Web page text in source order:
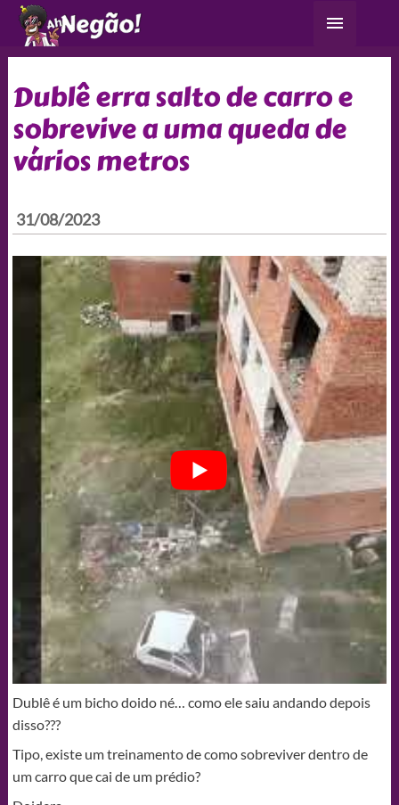
para
Menu
Dublê erra salto de carro e
sobrevive a uma queda de
vários metros
31/08/2023
Dublê é um bicho doido né… como ele saiu andando depois
disso???
Tipo, existe um treinamento de como sobreviver dentro de
um carro que cai de um prédio?